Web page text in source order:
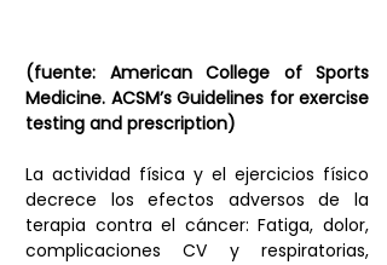
(fuente: American College of Sports
Medicine. ACSM’s Guidelines for exercise
testing and prescription)
La actividad física y el ejercicios físico
decrece los efectos adversos de la
terapia contra el cáncer: Fatiga, dolor,
complicaciones CV y respiratorias,